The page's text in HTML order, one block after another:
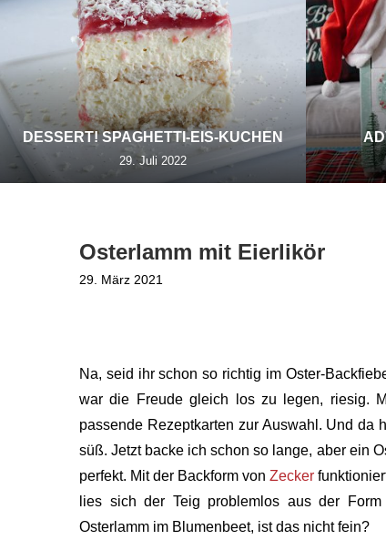
DESSERT! SPAGHETTI-EIS-KUCHEN
29. Juli 2022
Osterlamm mit Eierlikör
29. März 2021
Na, seid ihr schon so richtig im Oster-
war die Freude gleich los zu legen, riesig.
passende Rezeptkarten zur Auswahl. Und da
süß. Jetzt backe ich schon so lange, aber ein
perfekt. Mit der Backform vonZecker
lies sich der Teig problemlos aus der
Osterlamm im Blumenbeet, ist das nicht fein?